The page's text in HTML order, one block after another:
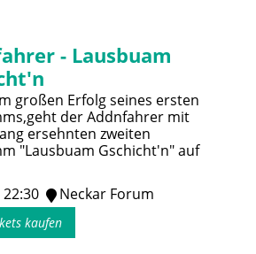
- Lausbuam
großen Erfolg seines ersten
der Addnfahrer mit
ersehnten zweiten
"Lausbuam Gschicht'n" auf
22:30
Neckar Forum
kaufen